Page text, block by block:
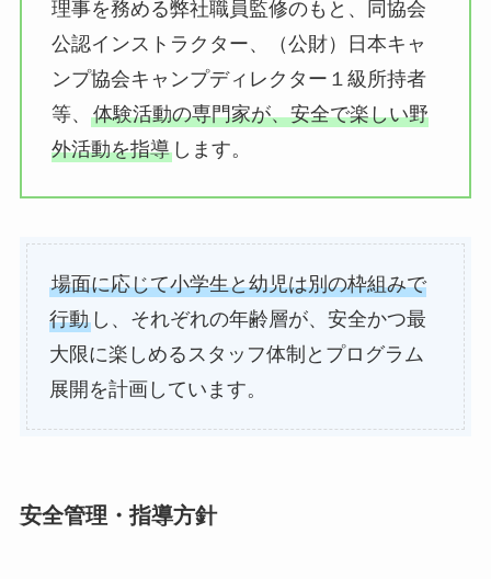
理事を務める弊社職員監修のもと、同協会
公認インストラクター、（公財）日本キャ
ンプ協会キャンプディレクター１級所持者
等、 体験活動の専門家が、安全で楽しい野
外活動を指導します。
場面に応じて小学生と幼児は別の枠組みで
行動し、それぞれの年齢層が、安全かつ最
大限に楽しめるスタッフ体制とプログラム
展開を計画しています。
安全管理・指導方針